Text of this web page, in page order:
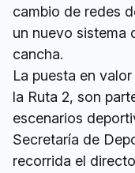
cambio de redes
un nuevo sistema
cancha.
La puesta en
la Ruta 2, son
escenarios
Secretaría de
recorrida el